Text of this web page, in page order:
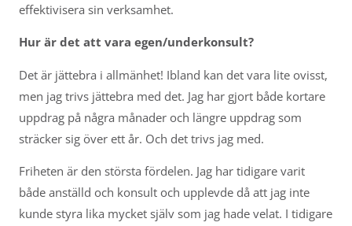
effektivisera sin verksamhet.
Hur är det att vara egen/underkonsult?
Det är jättebra i allmänhet! Ibland kan det vara lite ovisst,
men jag trivs jättebra med det. Jag har gjort både kortare
uppdrag på några månader och längre uppdrag som
sträcker sig över ett år. Och det trivs jag med.
Friheten är den största fördelen. Jag har tidigare varit
både anställd och konsult och upplevde då att jag inte
kunde styra lika mycket själv som jag hade velat. I tidigare